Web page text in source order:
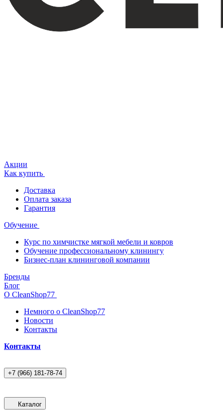
Акции
Как купить
Доставка
Оплата заказа
Гарантия
Обучение
Курс по химчистке мягкой мебели и ковров
Обучение профессиональному клинингу
Бизнес-план клининговой компании
Бренды
Блог
О CleanShop77
Немного о CleanShop77
Новости
Контакты
Контакты
+7 (966) 181-78-74
Каталог